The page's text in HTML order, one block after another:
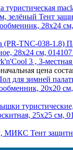
туристическая
Тент
цена
для зимней
Тент